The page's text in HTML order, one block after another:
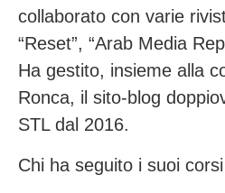
collaborato con varie
“Reset”, “Arab Media
Ha gestito, insieme alla
Ronca, il sito-blog
STL dal 2016.
Chi ha seguito i suoi